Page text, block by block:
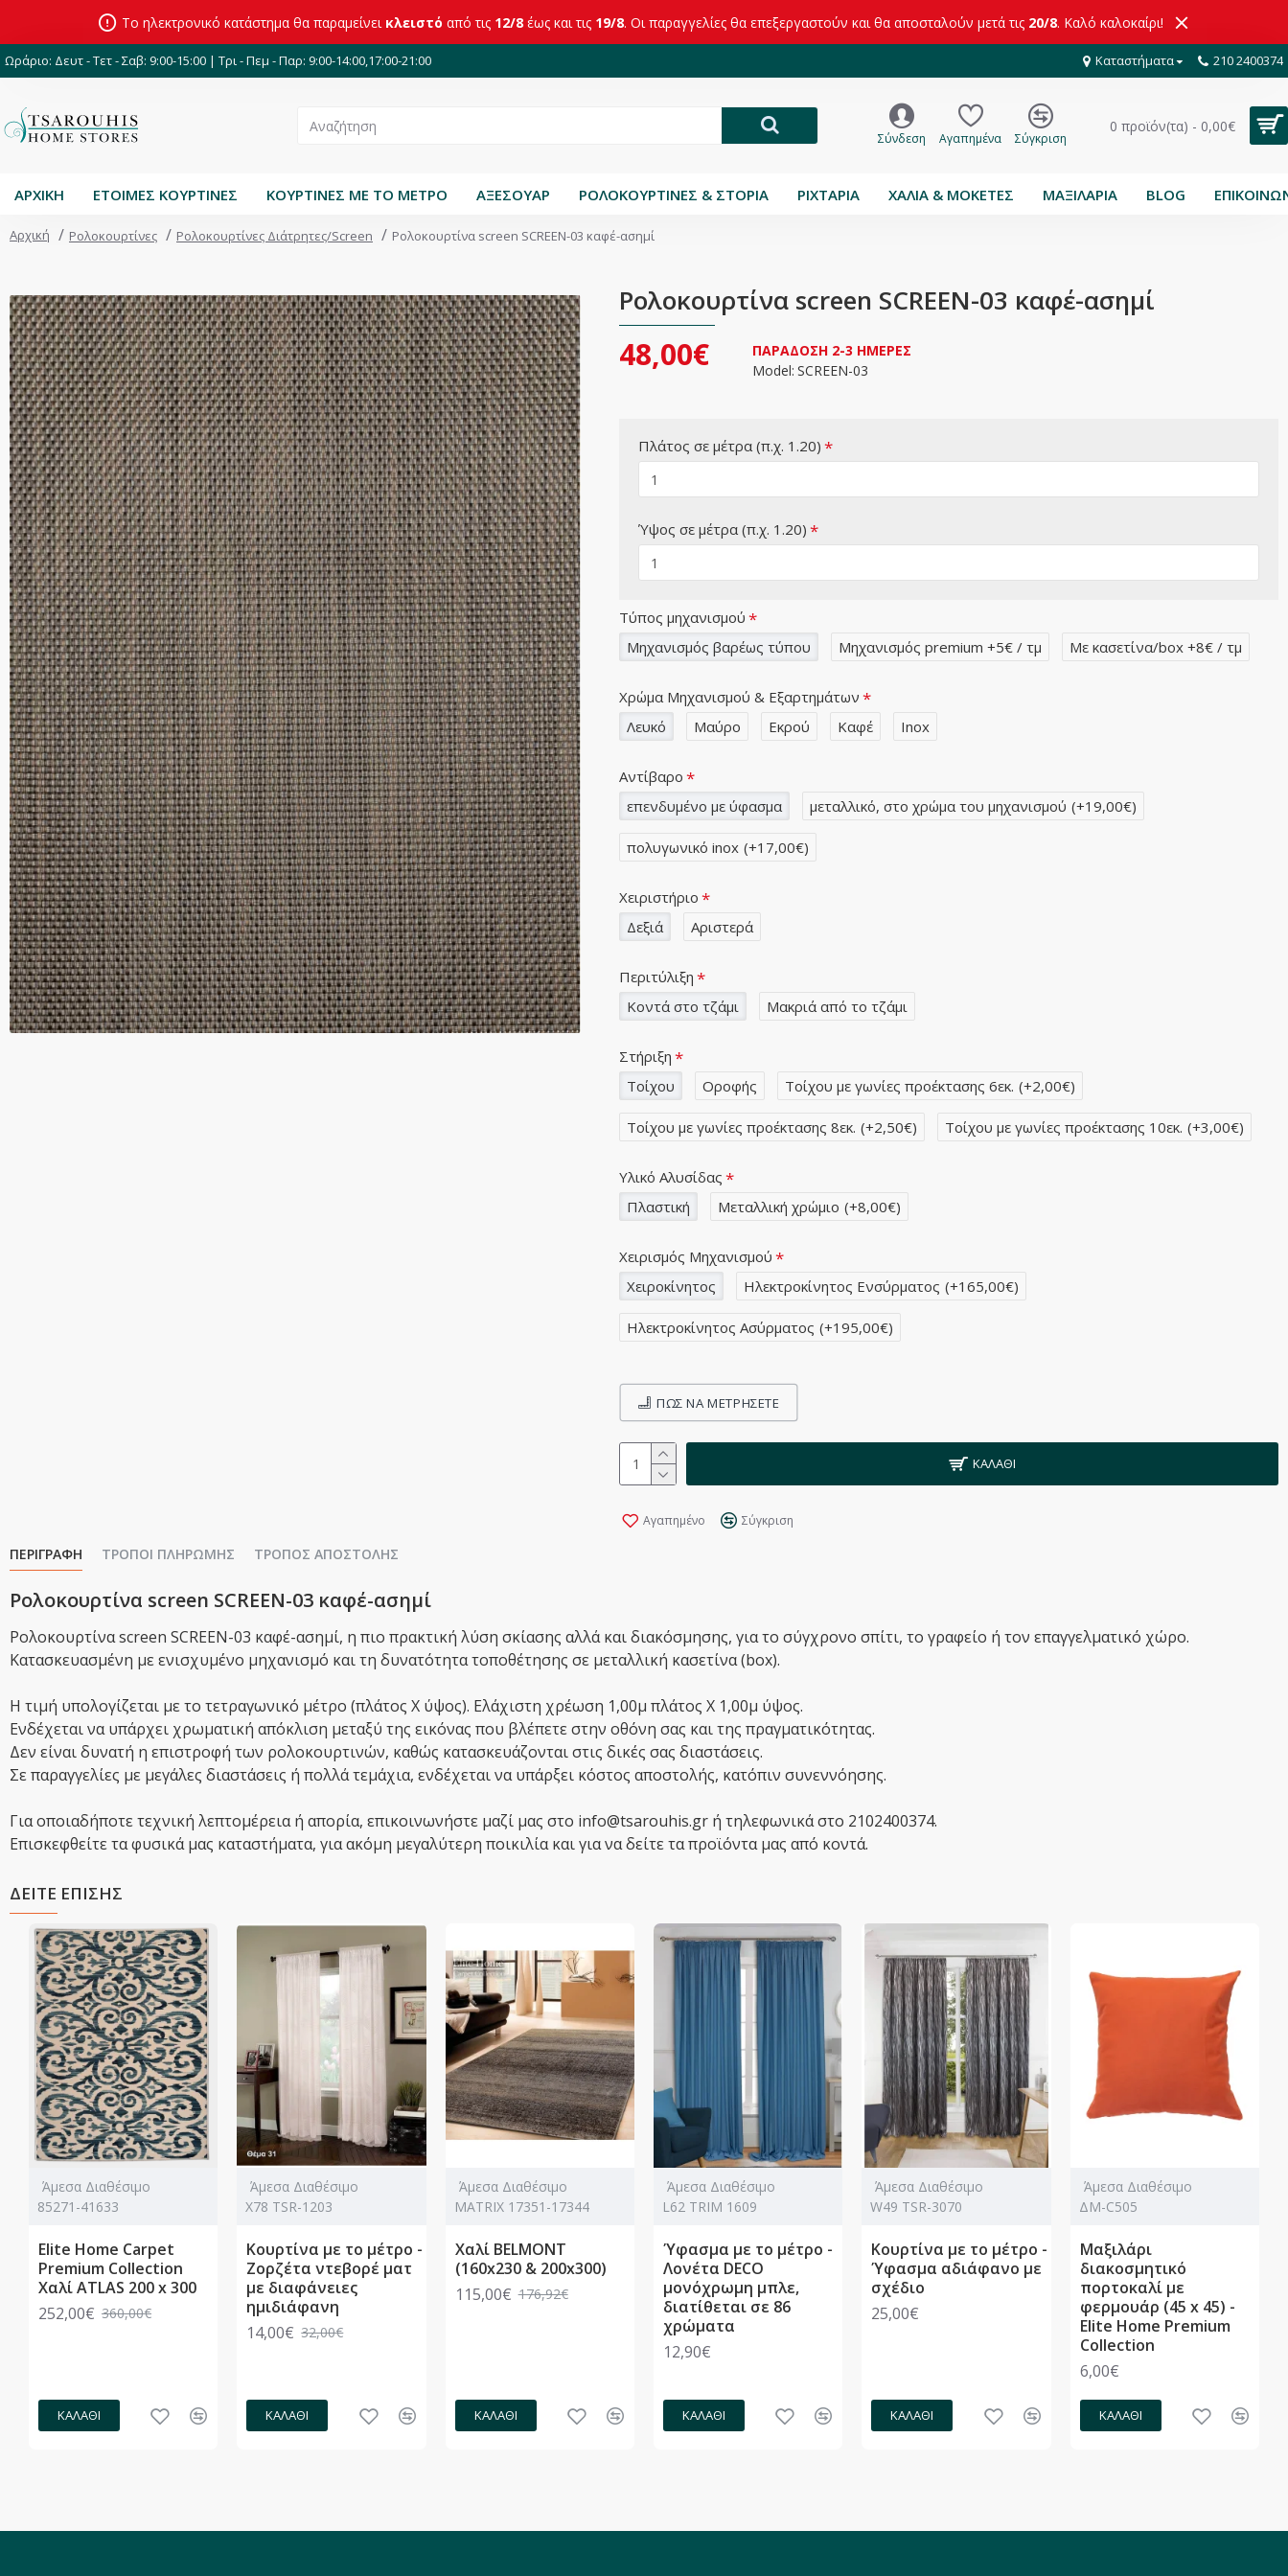
Το ηλεκτρονικό κατάστημα θα παραμείνει κλειστό από τις 12/8 έως και τις 19/8. Οι παραγγελίες θα επεξεργαστούν και θα αποσταλούν μετά τις 20/8. Καλό καλοκαίρι!
Ωράριο: Δευτ - Τετ - Σαβ: 9:00-15:00 | Τρι - Πεμ - Παρ: 9:00-14:00,17:00-21:00 Καταστήματα 210 2400374
Σύνδεση Αγαπημένα Σύγκριση
0 προϊόν(τα) - 0,00€
ΑΡΧΙΚΗ ΕΤΟΙΜΕΣ ΚΟΥΡΤΙΝΕΣ ΚΟΥΡΤΙΝΕΣ ΜΕ ΤΟ ΜΕΤΡΟ ΑΞΕΣΟΥΑΡ ΡΟΛΟΚΟΥΡΤΙΝΕΣ & ΣΤΟΡΙΑ ΡΙΧΤΑΡΙΑ ΧΑΛΙΑ & ΜΟΚΕΤΕΣ ΜΑΞΙΛΑΡΙΑ BLOG
Αρχική Ρολοκουρτίνες Ρολοκουρτίνες Διάτρητες/Screen Ρολοκουρτίνα screen SCREEN-03 καφέ-ασημί
Ρολοκουρτίνα screen SCREEN-03 καφέ-ασημί
48,00€
ΠΑΡΑΔΟΣΗ 2-3 ΗΜΕΡΕΣ
Model: SCREEN-03
Πλάτος σε μέτρα (π.χ. 1.20)
Ύψος σε μέτρα (π.χ. 1.20)
Τύπος μηχανισμού
Μηχανισμός βαρέως τύπου
Μηχανισμός premium +5€ / τμ Με κασετίνα/box +8€ / τμ
Χρώμα Μηχανισμού & Εξαρτημάτων
Λευκό
Μαύρο Εκρού Καφέ Inox
Αντίβαρο
επενδυμένο με ύφασμα
μεταλλικό, στο χρώμα του μηχανισμού (+19,00€)
πολυγωνικό inox (+17,00€)
Χειριστήριο
Δεξιά
Αριστερά
Περιτύλιξη
Κοντά στο τζάμι
Μακριά από το τζάμι
Στήριξη
Τοίχου
Οροφής Τοίχου με γωνίες προέκτασης 6εκ. (+2,00€)
Τοίχου με γωνίες προέκτασης 8εκ. (+2,50€) Τοίχου με γωνίες προέκτασης 10εκ. (+3,00€)
Υλικό Αλυσίδας
Πλαστική
Μεταλλική χρώμιο (+8,00€)
Χειρισμός Μηχανισμού
Χειροκίνητος
Ηλεκτροκίνητος Ενσύρματος (+165,00€)
Ηλεκτροκίνητος Ασύρματος (+195,00€)
ΚΑΛΆΘΙ
Αγαπημένο Σύγκριση
ΠΩΣ ΝΑ ΜΕΤΡΉΣΕΤΕ
ΠΕΡΙΓΡΑΦΉ ΤΡΌΠΟΙ ΠΛΗΡΩΜΉΣ ΤΡΌΠΟΣ ΑΠΟΣΤΟΛΉΣ
Ρολοκουρτίνα screen SCREEN-03 καφέ-ασημί
Ρολοκουρτίνα screen SCREEN-03 καφέ-ασημί, η πιο πρακτική λύση σκίασης αλλά και διακόσμησης, για το σύγχρονο σπίτι, το γραφείο ή τον επαγγελματικό χώρο.
Κατασκευασμένη με ενισχυμένο μηχανισμό και τη δυνατότητα τοποθέτησης σε μεταλλική κασετίνα (box).
Η τιμή υπολογίζεται με το τετραγωνικό μέτρο (πλάτος Χ ύψος). Ελάχιστη χρέωση 1,00μ πλάτος Χ 1,00μ ύψος.
Ενδέχεται να υπάρχει χρωματική απόκλιση μεταξύ της εικόνας που βλέπετε στην οθόνη σας και της πραγματικότητας.
Δεν είναι δυνατή η επιστροφή των ρολοκουρτινών, καθώς κατασκευάζονται στις δικές σας διαστάσεις.
Σε παραγγελίες με μεγάλες διαστάσεις ή πολλά τεμάχια, ενδέχεται να υπάρξει κόστος αποστολής, κατόπιν συνεννόησης.
Για οποιαδήποτε τεχνική λεπτομέρεια ή απορία, επικοινωνήστε μαζί μας στο info@tsarouhis.gr ή τηλεφωνικά στο 2102400374.
Επισκεφθείτε τα φυσικά μας καταστήματα, για ακόμη μεγαλύτερη ποικιλία και για να δείτε τα προϊόντα μας από κοντά.
ΔΕΙΤΕ ΕΠΙΣΗΣ
Άμεσα Διαθέσιμο
85271-41633
Elite Home Carpet
Premium Collection
Χαλί ATLAS 200 x 300
252,00€ 360,00€
ΚΑΛΆΘΙ
Άμεσα Διαθέσιμο
Χ78 TSR-1203
Κουρτίνα με το μέτρο -
Ζορζέτα ντεβορέ ματ
με διαφάνειες
ημιδιάφανη
14,00€ 32,00€
ΚΑΛΆΘΙ
Άμεσα Διαθέσιμο
MATRIX 17351-17344
Χαλί BELMONT
(160x230 & 200x300)
115,00€ 176,92€
ΚΑΛΆΘΙ
Άμεσα Διαθέσιμο
L62 TRIM 1609
Ύφασμα με το μέτρο -
Λονέτα DECO
μονόχρωμη μπλε,
διατίθεται σε 86
χρώματα
12,90€
ΚΑΛΆΘΙ
Άμεσα Διαθέσιμο
W49 TSR-3070
Κουρτίνα με το μέτρο -
Ύφασμα αδιάφανο με
σχέδιο
25,00€
ΚΑΛΆΘΙ
Άμεσα Διαθέσιμο
ΔΜ-C505
Μαξιλάρι
διακοσμητικό
πορτοκαλί με
φερμουάρ (45 x 45) -
Elite Home Premium
Collection
6,00€
ΚΑΛΆΘΙ